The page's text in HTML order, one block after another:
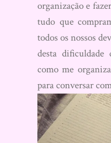
organização e
tudo que
todos os nossos
desta
como me
para conversar